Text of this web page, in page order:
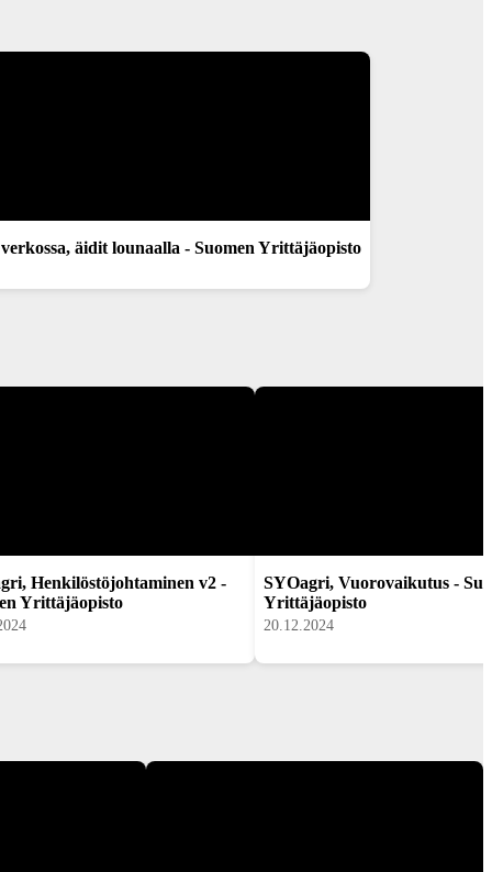
äidit lounaalla - Suomen Yrittäjäopisto
Henkilöstöjohtaminen v2 -
Yrittäjäopisto
SYOagri, Vuorovaikutus -
Yrittäjäopisto
20.12.2024